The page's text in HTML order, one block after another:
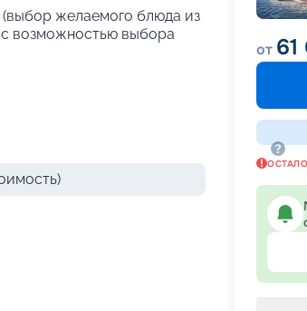
(выбор желаемого блюда из
возможностью выбора
от